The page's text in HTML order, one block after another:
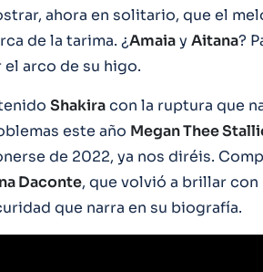
ahora en solitario, que el
de la tarima. ¿Amaiay Aitana?
arco de su higo.
Shakiracon la ruptura que
este año Megan Thee
de 2022, ya nos diréis.
Daconte, que volvió a brillar con
que narra en su biografía.